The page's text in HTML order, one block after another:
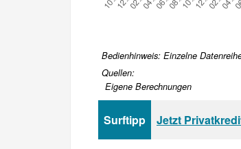
Bedienhinweis: Einzelne
Quellen:
Eigene Berechnungen
Surftipp Jetzt